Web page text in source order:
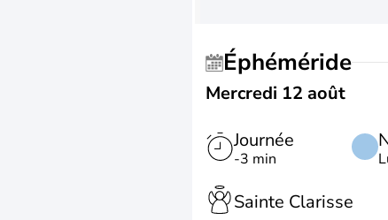
Éphéméride
Mercredi 12 août
Journée
-3 min
Sainte Clarisse